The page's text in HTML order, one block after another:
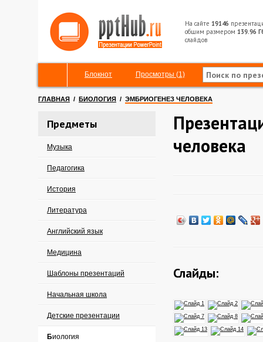
На сайте 19146
общим размером 139.96
слайдов
Блокнот Просмотры (1)
ГЛАВНАЯ / БИОЛОГИЯ / ЭМБРИОГЕНЕЗ ЧЕЛОВЕКА
Предметы
Музыка
Педагогика
История
Литература
Английский язык
Медицина
Шаблоны презентаций
Начальная школа
Детские презентации
Биология
человека
Слайды: